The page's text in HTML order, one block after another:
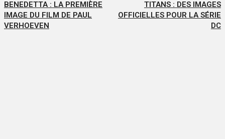
BENEDETTA : LA PREMIÈRE
IMAGE DU FILM DE PAUL
VERHOEVEN
TITANS : DES IMAGES
OFFICIELLES POUR LA SÉRIE
DC